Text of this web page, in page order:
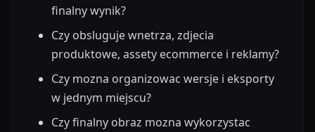
finalny wynik?
Czy obsluguje wnetrza, zdjecia
produktowe, assety ecommerce i reklamy?
Czy mozna organizowac wersje i eksporty
w jednym miejscu?
Czy finalny obraz mozna wykorzystac